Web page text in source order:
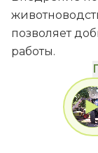
позволяет
работы.